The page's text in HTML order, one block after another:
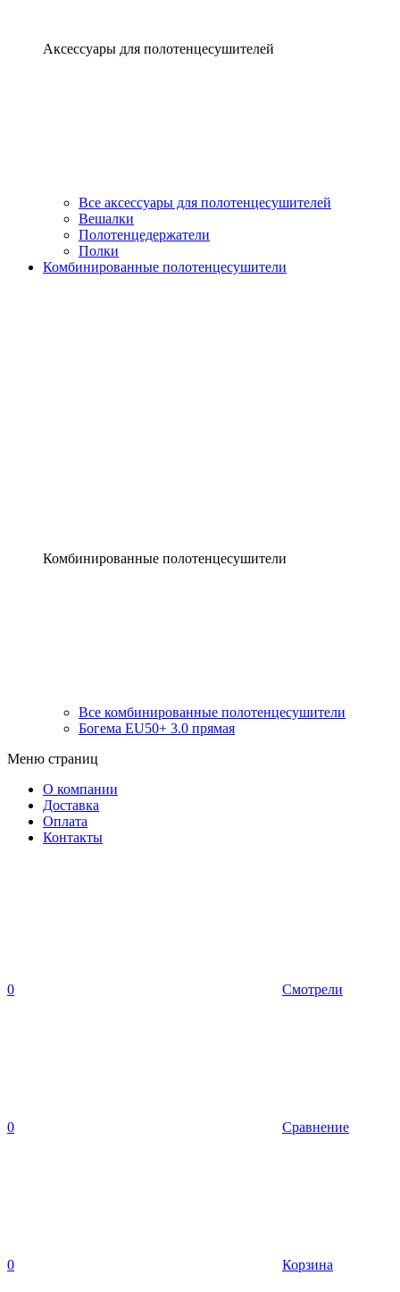
Аксессуары для полотенцесушителей
Все аксессуары для полотенцесушителей
Вешалки
Полотенцедержатели
Полки
Комбинированные полотенцесушители
Комбинированные полотенцесушители
Все комбинированные полотенцесушители
Богема EU50+ 3.0 прямая
Меню страниц
О компании
Доставка
Оплата
Контакты
0 Смотрели
0 Сравнение
0 Корзина